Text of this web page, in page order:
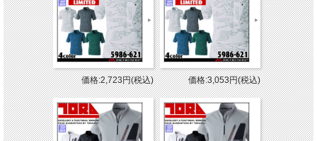
価格:2,723円(税込) 価格:3,053円(税込)